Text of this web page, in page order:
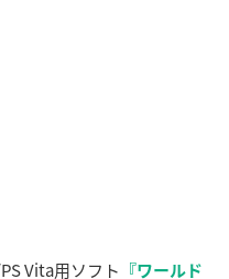
Vita用ソフト
『ワールド